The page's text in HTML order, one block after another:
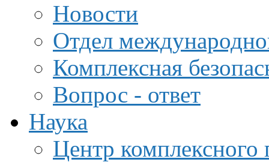
Новости
Отдел
Комплексная
Вопрос - ответ
Наука
Центр